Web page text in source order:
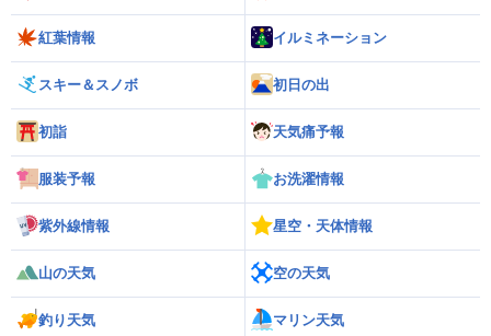
紅葉情報 イルミネーション
スキー＆スノボ 初日の出
初詣 天気痛予報
服装予報 お洗濯情報
紫外線情報 星空・天体情報
山の天気 空の天気
釣り天気 マリン天気